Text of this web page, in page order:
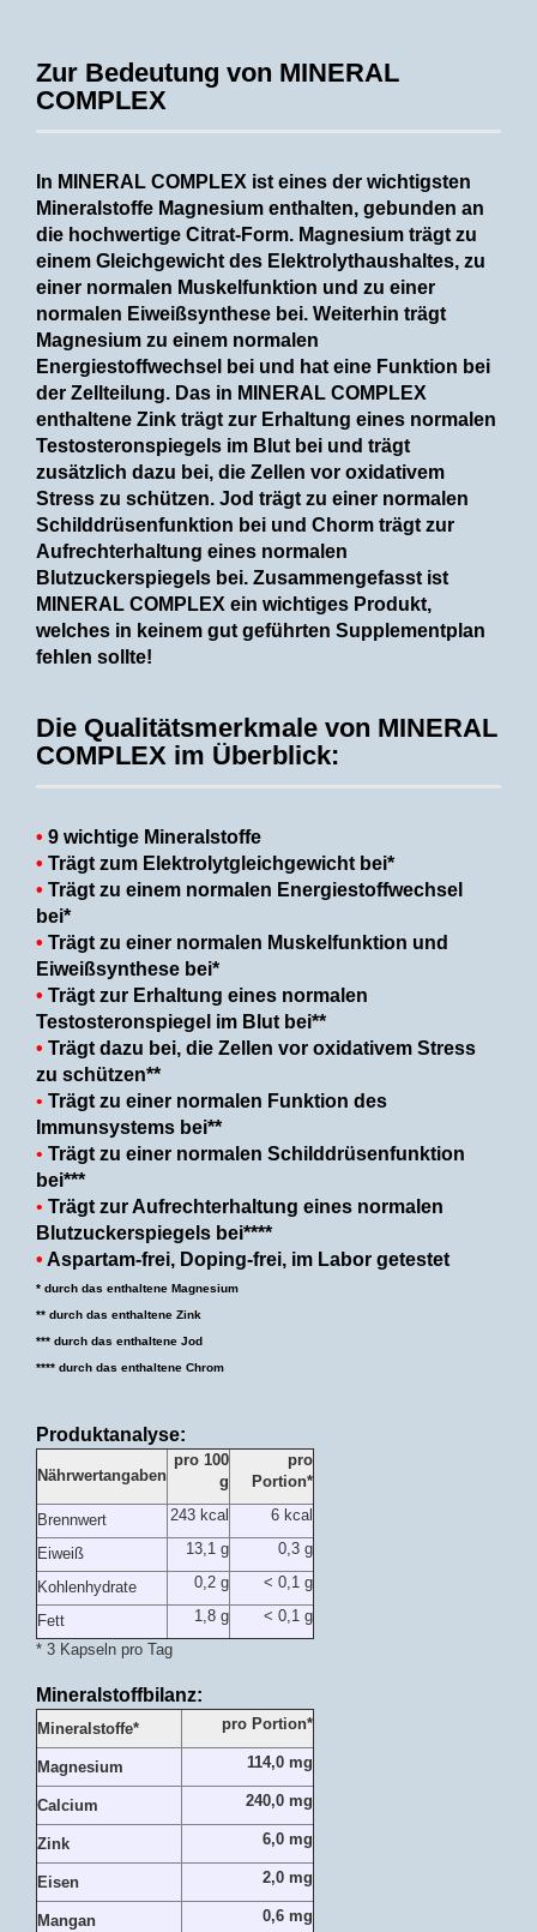
Zur Bedeutung von MINERAL
COMPLEX
In MINERAL COMPLEX ist eines der wichtigsten
Mineralstoffe Magnesium enthalten, gebunden an
die hochwertige Citrat-Form. Magnesium trägt zu
einem Gleichgewicht des Elektrolythaushaltes, zu
einer normalen Muskelfunktion und zu einer
normalen Eiweißsynthese bei. Weiterhin trägt
Magnesium zu einem normalen
Energiestoffwechsel bei und hat eine Funktion bei
der Zellteilung. Das in MINERAL COMPLEX
enthaltene Zink trägt zur Erhaltung eines normalen
Testosteronspiegels im Blut bei und trägt
zusätzlich dazu bei, die Zellen vor oxidativem
Stress zu schützen. Jod trägt zu einer normalen
Schilddrüsenfunktion bei und Chorm trägt zur
Aufrechterhaltung eines normalen
Blutzuckerspiegels bei. Zusammengefasst ist
MINERAL COMPLEX ein wichtiges Produkt,
welches in keinem gut geführten Supplementplan
fehlen sollte!
Die Qualitätsmerkmale von MINERAL
COMPLEX im Überblick:
• 9 wichtige Mineralstoffe
• Trägt zum Elektrolytgleichgewicht bei*
• Trägt zu einem normalen Energiestoffwechsel
bei*
• Trägt zu einer normalen Muskelfunktion und
Eiweißsynthese bei*
• Trägt zur Erhaltung eines normalen
Testosteronspiegel im Blut bei**
• Trägt dazu bei, die Zellen vor oxidativem Stress
zu schützen**
• Trägt zu einer normalen Funktion des
Immunsystems bei**
• Trägt zu einer normalen Schilddrüsenfunktion
bei***
• Trägt zur Aufrechterhaltung eines normalen
Blutzuckerspiegels bei****
• Aspartam-frei, Doping-frei, im Labor getestet
* durch das enthaltene Magnesium
** durch das enthaltene Zink
*** durch das enthaltene Jod
**** durch das enthaltene Chrom
Produktanalyse:
Nährwertangaben
pro 100
g
pro
Portion*
Brennwert 243 kcal 6 kcal
Eiweiß 13,1 g 0,3 g
Kohlenhydrate 0,2 g < 0,1 g
Fett 1,8 g
< 0,1 g
* 3 Kapseln pro Tag
Mineralstoffbilanz:
Mineralstoffe* pro Portion*
Magnesium 114,0 mg
Calcium 240,0 mg
Zink 6,0 mg
Eisen 2,0 mg
Mangan 0,6 mg